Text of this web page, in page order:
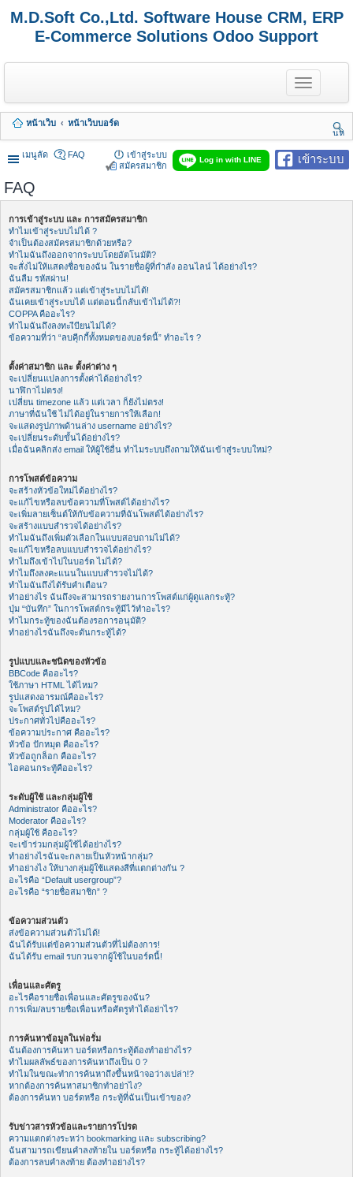
M.D.Soft Co.,Ltd. Software House CRM, ERP
E-Commerce Solutions Odoo Support
T
o
g
e
n
a
g
หน้าเว็บ
หน้าเว็บบอร์ด
นห
า
เมนูลัด
เข้าระบบ
Log in with LINE
FAQ
เข้าสู่ระบบ
สมัครสมาชิก
FAQ
การเข้าสู่ระบบ และ การสมัครสมาชิก
ทำไมเข้าสู่ระบบไม่ได้ ?
จำเป็นต้องสมัครสมาชิกด้วยหรือ?
ทำไมฉันถึงออกจากระบบโดยอัตโนมัติ?
จะสั่งไม่ให้แสดงชื่อของฉัน ในรายชื่อผู้ที่กำลัง ออนไลน์ ได้อย่างไร?
ฉันลืม รหัสผ่าน!
สมัครสมาชิกแล้ว แต่เข้าสู่ระบบไม่ได้!
ฉันเคยเข้าสู่ระบบได้ แต่ตอนนี้กลับเข้าไม่ได้?!
COPPA คืออะไร?
ทำไมฉันถึงลงทะเีบียนไม่ได้?
ข้อความที่ว่า “ลบคุีกกี้ทั้งหมดของบอร์ดนี้” ทำอะไร ?
ตั้งค่าสมาชิก และ ตั้งค่าต่าง ๆ
จะเปลี่ยนแปลงการตั้งค่าได้อย่างไร?
นาฬิกาไม่ตรง!
เปลี่ยน timezone แล้ว แต่เวลา ก็ยังไม่ตรง!
ภาษาที่ฉันใช้ ไม่ได้อยู่ในรายการให้เลือก!
จะแสดงรูปภาพด้านล่าง username อย่างไร?
จะเปลี่ยนระดับขั้นได้อย่างไร?
เมื่อฉันคลิกส่ง email ให้ผู้ใช้อื่น ทำไมระบบถึงถามให้ฉันเข้าสู่ระบบใหม่?
การโพสต์ข้อความ
จะสร้างหัวข้อใหม่ได้อย่างไร?
จะแก้ไขหรือลบข้อความที่โพสต์ได้อย่างไร?
จะเพิ่มลายเซ็นต์ให้กับข้อความที่ฉันโพสต์ได้อย่างไร?
จะสร้างแบบสำรวจได้อย่างไร?
ทำไมฉันถึงเพิ่มตัวเลือกในแบบสอบถามไม่ได้?
จะแก้ไขหรือลบแบบสำรวจได้อย่างไร?
ทำไมถึงเข้าไปในบอร์ด ไม่ได้?
ทำไมถึงลงคะแนนในแบบสำรวจไม่ได้?
ทำไมฉันถึงได้รับคำเตือน?
ทำอย่างไร ฉันถึงจะสามารถรายงานการโพสต์แก่ผู้ดูแลกระทู้?
ปุ่ม “บันทึก” ในการโพสต์กระทู้มีไว้ทำอะไร?
ทำไมกระทู้ของฉันต้องรอการอนุมัติ?
ทำอย่างไรฉันถึงจะดันกระทู้ได้?
รูปแบบและชนิดของหัวข้อ
BBCode คืออะไร?
ใช้ภาษา HTML ได้ไหม?
รูปแสดงอารมณ์คืออะไร?
จะโพสต์รูปได้ไหม?
ประกาศทั่วไปคืออะไร?
ข้อความประกาศ คืออะไร?
หัวข้อ ปักหมุด คืออะไร?
หัวข้อถูกล็อก คืออะไร?
ไอคอนกระทู้คืออะไร?
ระดับผู้ใช้ และกลุ่มผู้ใช้
Administrator คืออะไร?
Moderator คืออะไร?
กลุ่มผู้ใช้ คืออะไร?
จะเข้าร่วมกลุ่มผู้ใช้ได้อย่างไร?
ทำอย่างไรฉันจะกลายเป็นหัวหน้ากลุ่ม?
ทำอย่างไง ให้บางกลุ่มผู้ใช้แสดงสีที่แตกต่างกัน ?
อะไรคือ “Default usergroup”?
อะไรคือ “รายชื่อสมาชิก” ?
ข้อความส่วนตัว
ส่งข้อความส่วนตัวไม่ได้!
ฉันได้รับแต่ข้อความส่วนตัวที่ไม่ต้องการ!
ฉันได้รับ email รบกวนจากผู้ใช้ในบอร์ดนี้!
เพื่อนและศัตรู
อะไรคือรายชื่อเพื่อนและศัตรูของฉัน?
การเพิ่ม/ลบรายชื่อเพื่อนหรือศัตรูทำได้อย่าไร?
การค้นหาข้อมูลในฟอรั่ม
ฉันต้องการค้นหา บอร์ดหรือกระทู้ต้องทำอย่างไร?
ทำไมผลลัพธ์ของการค้นหาถึงเป็น 0 ?
ทำไมในขณะทำการค้นหาถึงขึ้นหน้าจอว่างเปล่า!?
หากต้องการค้นหาสมาชิกทำอย่าไง?
ต้องการค้นหา บอร์ดหรือ กระทู้ที่ฉันเป็นเข้าของ?
รับข่าวสารหัวข้อและรายการโปรด
ความแตกต่างระหว่า bookmarking และ subscribing?
ฉันสามารถเขียนคำลงท้ายใน บอร์ดหรือ กระทู้ได้อย่างไร?
ต้องการลบคำลงท้าย ต้องทำอย่างไร?